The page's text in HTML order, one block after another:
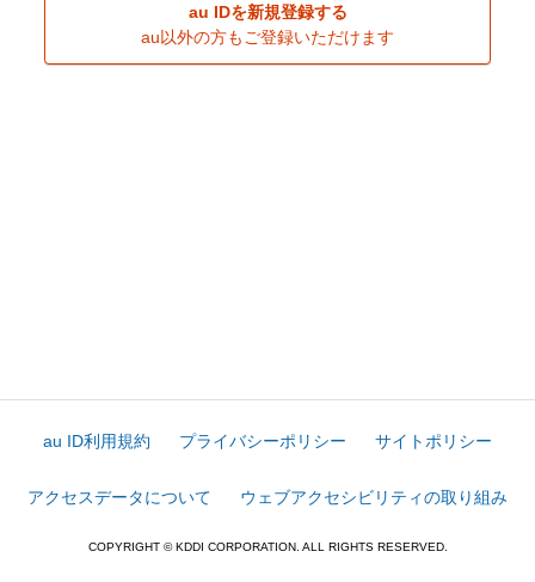
au IDを新規登録する
au以外の方もご登録いただけます
au ID利用規約 プライバシーポリシー サイトポリシー
アクセスデータについて ウェブアクセシビリティの取り組み
COPYRIGHT © KDDI CORPORATION. ALL RIGHTS RESERVED.